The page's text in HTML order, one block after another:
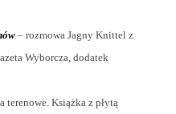
– rozmowa Jagny Knittel z
Wyborcza, dodatek
Książka z płytą